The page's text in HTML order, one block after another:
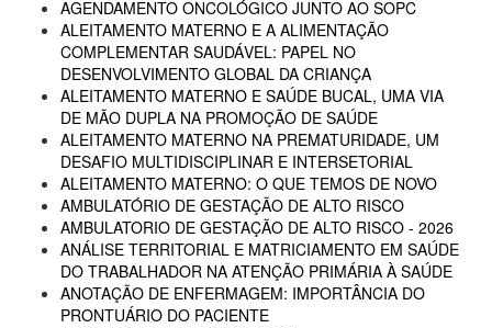
AGENDAMENTO ONCOLÓGICO JUNTO AO SOPC
ALEITAMENTO MATERNO E A ALIMENTAÇÃO
COMPLEMENTAR SAUDÁVEL: PAPEL NO
DESENVOLVIMENTO GLOBAL DA CRIANÇA
ALEITAMENTO MATERNO E SAÚDE BUCAL, UMA VIA
DE MÃO DUPLA NA PROMOÇÃO DE SAÚDE
ALEITAMENTO MATERNO NA PREMATURIDADE, UM
DESAFIO MULTIDISCIPLINAR E INTERSETORIAL
ALEITAMENTO MATERNO: O QUE TEMOS DE NOVO
AMBULATÓRIO DE GESTAÇÃO DE ALTO RISCO
AMBULATORIO DE GESTAÇÃO DE ALTO RISCO - 2026
ANÁLISE TERRITORIAL E MATRICIAMENTO EM SAÚDE
DO TRABALHADOR NA ATENÇÃO PRIMÁRIA À SAÚDE
ANOTAÇÃO DE ENFERMAGEM: IMPORTÂNCIA DO
PRONTUÁRIO DO PACIENTE